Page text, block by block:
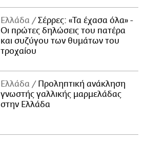
Ελλάδα
Σέρρες: «Τα έχασα όλα» -
Οι πρώτες δηλώσεις του πατέρα
και συζύγου των θυμάτων του
τροχαίου
Ελλάδα
Προληπτική ανάκληση
γνωστής γαλλικής μαρμελάδας
στην Ελλάδα